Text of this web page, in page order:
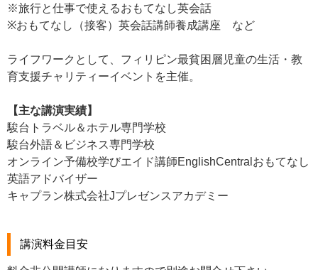
※旅行と仕事で使えるおもてなし英会話
※おもてなし（接客）英会話講師養成講座 など
ライフワークとして、フィリピン最貧困層児童の生活・教
育支援チャリティーイベントを主催。
【主な講演実績】
駿台トラベル＆ホテル専門学校
駿台外語＆ビジネス専門学校
オンライン予備校学びエイド講師EnglishCentralおもてなし
英語アドバイザー
キャプラン株式会社Jプレゼンスアカデミー
講演料金目安